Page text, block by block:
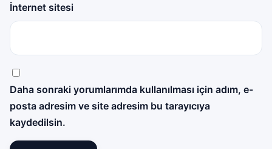
İnternet sitesi
Daha sonraki yorumlarımda kullanılması için adım, e-
posta adresim ve site adresim bu tarayıcıya
kaydedilsin.